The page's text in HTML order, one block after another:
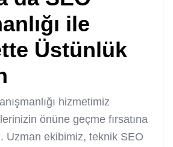
ile
Üstünlük
hizmetimiz
önüne geçme fırsatına
Uzman ekibimiz, teknik SEO